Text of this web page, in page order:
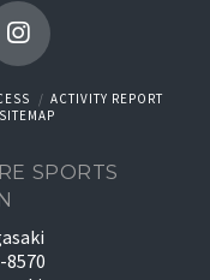
ACTIVITY REPORT
SITEMAP
SPORTS
8570